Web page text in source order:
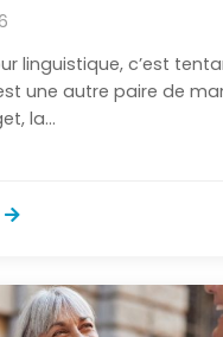
linguistique, c’est
une autre paire de
la...